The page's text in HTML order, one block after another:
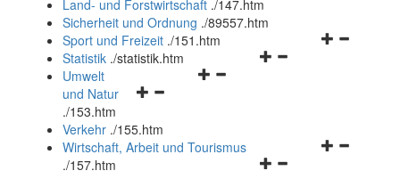
und
schließen
Land- und Forstwirtschaft ./147.htm
Sicherheit und Ordnung ./89557.htm
Navigationsmenü
Sport und Freizeit ./151.htm
Navigationsmenü
Statistik ./statistik.htm
Navigationsmenü
und
schließen
Umwelt
und Natur
./153.htm
Verkehr ./155.htm
Navigationsmenü
Wirtschaft, Arbeit und Tourismus
./157.htm